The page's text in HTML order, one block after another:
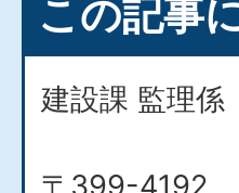
この記事
建設課 監理係